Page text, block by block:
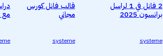
2 فانل في 1 لراسل
برانسون 2025
systeme
قالب فانل كورس
مجاني
systeme
مع